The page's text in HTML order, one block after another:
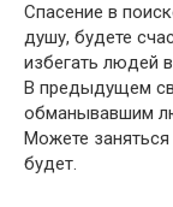
Спасение в
душу, будете
избегать людей
В предыдущем
обманывавшим
Можете заняться
будет.